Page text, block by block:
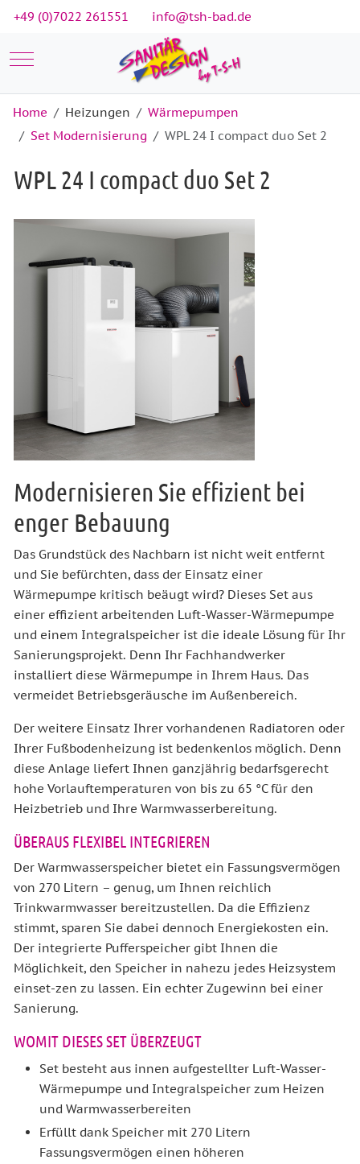
+49 (0)7022 261551 info@tsh-bad.de
Mobile Menu Toggle
Home Heizungen
Wärmepumpen
Set Modernisierung
WPL 24 I compact duo Set 2
WPL 24 I compact duo Set 2
Modernisieren Sie effizient bei
enger Bebauung
Das Grundstück des Nachbarn ist nicht weit entfernt
und Sie befürchten, dass der Einsatz einer
Wärmepumpe kritisch beäugt wird? Dieses Set aus
einer effizient arbeitenden Luft-Wasser-Wärmepumpe
und einem Integralspeicher ist die ideale Lösung für Ihr
Sanierungsprojekt. Denn Ihr Fachhandwerker
installiert diese Wärmepumpe in Ihrem Haus. Das
vermeidet Betriebsgeräusche im Außenbereich.
Der weitere Einsatz Ihrer vorhandenen Radiatoren oder
Ihrer Fußbodenheizung ist bedenkenlos möglich. Denn
diese Anlage liefert Ihnen ganzjährig bedarfsgerecht
hohe Vorlauftemperaturen von bis zu 65 °C für den
Heizbetrieb und Ihre Warmwasserbereitung.
ÜBERAUS FLEXIBEL INTEGRIEREN
Der Warmwasserspeicher bietet ein Fassungsvermögen
von 270 Litern – genug, um Ihnen reichlich
Trinkwarmwasser bereitzustellen. Da die Effizienz
stimmt, sparen Sie dabei dennoch Energiekosten ein.
Der integrierte Pufferspeicher gibt Ihnen die
Möglichkeit, den Speicher in nahezu jedes Heizsystem
einset-zen zu lassen. Ein echter Zugewinn bei einer
Sanierung.
WOMIT DIESES SET ÜBERZEUGT
Set besteht aus innen aufgestellter Luft-Wasser-
Wärmepumpe und Integralspeicher zum Heizen
und Warmwasserbereiten
Erfüllt dank Speicher mit 270 Litern
Fassungsvermögen einen höheren